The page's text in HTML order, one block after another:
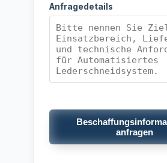
Anfragedetails
anfragen